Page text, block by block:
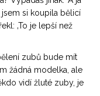
jsem si koupila bělicí
‚To je lepší než
zubů bude mít
žádná modelka, ale
vidí žluté zuby, je